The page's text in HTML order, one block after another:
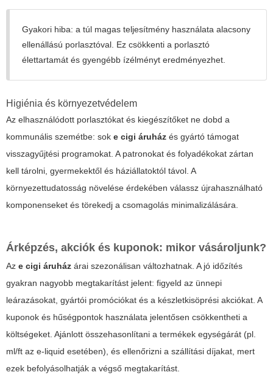
Gyakori hiba: a túl magas teljesítmény használata alacsony
ellenállású porlasztóval. Ez csökkenti a porlasztó
élettartamát és gyengébb ízélményt eredményezhet.
Higiénia és környezetvédelem
Az elhasználódott porlasztókat és kiegészítőket ne dobd a
kommunális szemétbe: sok e cigi áruház és gyártó támogat
visszagyűjtési programokat. A patronokat és folyadékokat zártan
kell tárolni, gyermekektől és háziállatoktól távol. A
környezettudatosság növelése érdekében válassz újrahasználható
komponenseket és törekedj a csomagolás minimalizálására.
Árképzés, akciók és kuponok: mikor vásároljunk?
Az e cigi áruház árai szezonálisan változhatnak. A jó időzítés
gyakran nagyobb megtakarítást jelent: figyeld az ünnepi
leárazásokat, gyártói promóciókat és a készletkisöprési akciókat. A
kuponok és hűségpontok használata jelentősen csökkentheti a
költségeket. Ajánlott összehasonlítani a termékek egységárát (pl.
ml/ft az e-liquid esetében), és ellenőrizni a szállítási díjakat, mert
ezek befolyásolhatják a végső megtakarítást.